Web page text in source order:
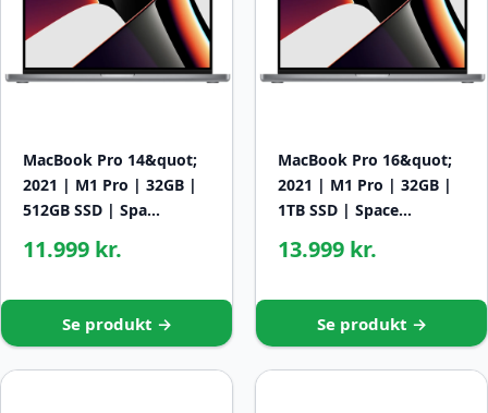
MacBook Pro 14&quot;
2021 | M1 Pro | 32GB |
512GB SSD | Spa…
11.999 kr.
Se produkt →
MacBook Pro 16&quot;
2021 | M1 Pro | 32GB |
1TB SSD | Space…
13.999 kr.
Se produkt →